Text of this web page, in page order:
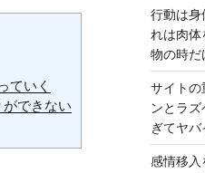
ていく
できない
行動は身
れは肉体
物の時だ
サイトの
ンとラ
ぎてヤバ
感情移入